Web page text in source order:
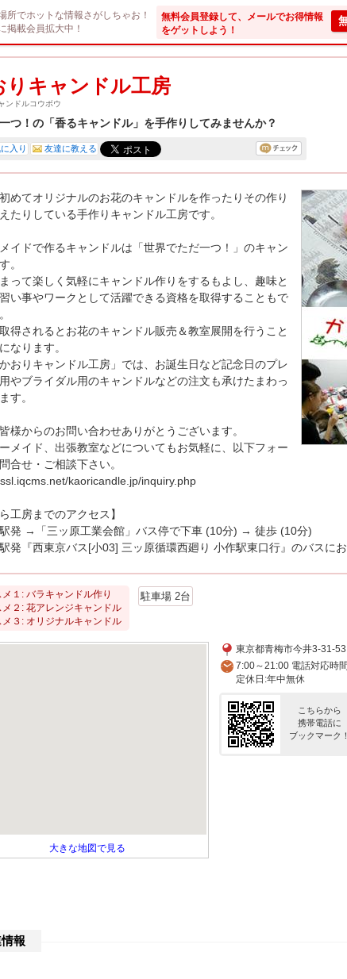
所でホットな情報さがしちゃお！
掲載会員拡大中！
無料会員登録して、メールでお得情報
をゲットしよう！
りキャンドル工房
ンドルコウボウ
つ！の「香るキャンドル」を手作りしてみませんか？
入り 友達に教える
めてオリジナルのお花のキャンドルを作ったりその作り
たりしている手作りキャンドル工房です。
イドで作るキャンドルは「世界でただ一つ！」のキャン
。
って楽しく気軽にキャンドル作りをするもよし、趣味と
い事やワークとして活躍できる資格を取得することもで
得されるとお花のキャンドル販売＆教室展開を行うこと
なります。
おりキャンドル工房」では、お誕生日など記念日のプレ
やブライダル用のキャンドルなどの注文も承けたまわっ
す。
様からのお問い合わせありがとうございます。
メイド、出張教室などについてもお気軽に、以下フォー
合せ・ご相談下さい。
kaoricandle.jp/inquiry.php
工房までのアクセス】
発 →「三ッ原工業会館」バス停で下車 (10分) → 徒歩 (10分)
発『西東京バス[小03] 三ッ原循環西廻り 小作駅東口行』のバスにお
１: バラキャンドル作り
メ２: 花アレンジキャンドル
メ３: オリジナルキャンドル
駐車場 2台
大きな地図で見る
東京都青梅市今井3-31-53
7:00～21:00 電話対応時
定休日:年中無休
こちらから
携帯電話に
ブックマーク！
報